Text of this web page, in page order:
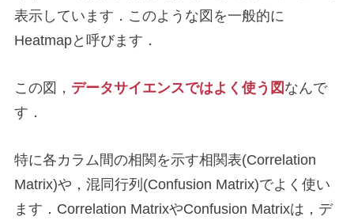
表示しています．このような図を一般的に
Heatmapと呼びます．
この図， データサイエンスではよく使う図 なんで
す．
特に各カラム間の相関を示す相関表(Correlation
Matrix)や，混同行列(Confusion Matrix)でよく使い
ます．Correlation MatrixやConfusion Matrixは，デ